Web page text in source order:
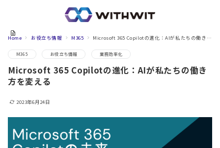
Home お役立ち情報 M365 Microsoft 365 Copilotの進化：AIが私たちの働き方を変える
M365 お役立ち情報 業務効率化
Microsoft 365 Copilotの進化：AIが私たちの働き
方を変える
2023年6月24日